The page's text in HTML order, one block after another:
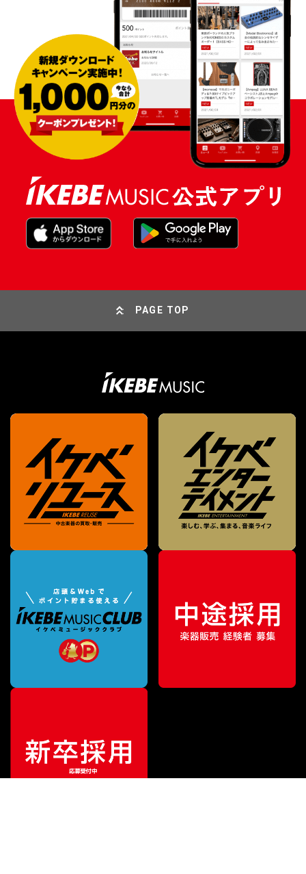
販売価格¥33,880（税込）
PAGE TOP